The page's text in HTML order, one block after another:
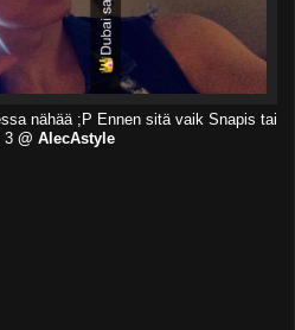
nähää ;P Ennen sitä vaik Snapis tai
3 @ AlecAstyle